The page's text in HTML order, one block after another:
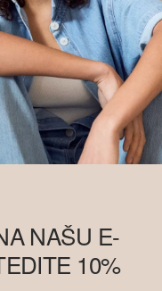
NAŠU E-
10%